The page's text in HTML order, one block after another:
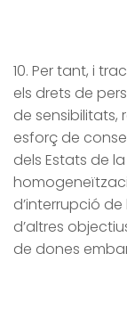
10. Per tant, i
els drets de
de sensibilitats,
esforç de
dels Estats de
d’interrupció
d’altres
de dones